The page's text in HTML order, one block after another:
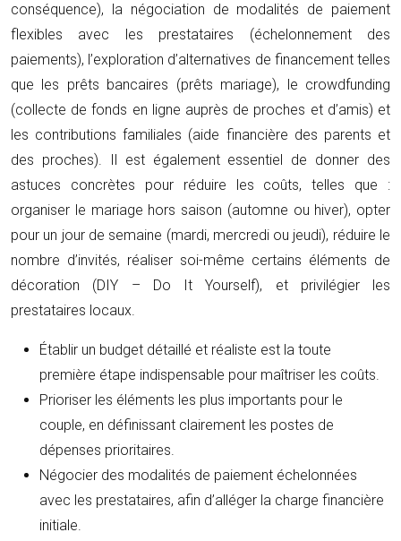
conséquence), la négociation de modalités de paiement
flexibles avec les prestataires (échelonnement des
paiements), l’exploration d’alternatives de financement telles
que les prêts bancaires (prêts mariage), le crowdfunding
(collecte de fonds en ligne auprès de proches et d’amis) et
les contributions familiales (aide financière des parents et
des proches). Il est également essentiel de donner des
astuces concrètes pour réduire les coûts, telles que :
organiser le mariage hors saison (automne ou hiver), opter
pour un jour de semaine (mardi, mercredi ou jeudi), réduire le
nombre d’invités, réaliser soi-même certains éléments de
décoration (DIY – Do It Yourself), et privilégier les
prestataires locaux.
Établir un budget détaillé et réaliste est la toute
première étape indispensable pour maîtriser les coûts.
Prioriser les éléments les plus importants pour le
couple, en définissant clairement les postes de
dépenses prioritaires.
Négocier des modalités de paiement échelonnées
avec les prestataires, afin d’alléger la charge financière
initiale.